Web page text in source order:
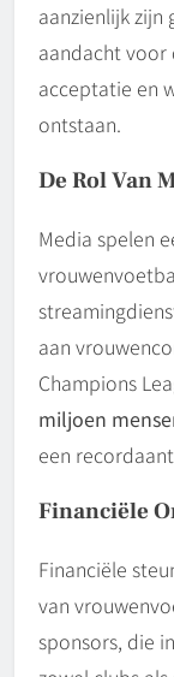
aanzienlijk zijn
aandacht voor
acceptatie en
ontstaan.
De Rol Van
Media spelen
aan
Champions
miljoen
een
Financiële
Financiële
van
sponsors, die